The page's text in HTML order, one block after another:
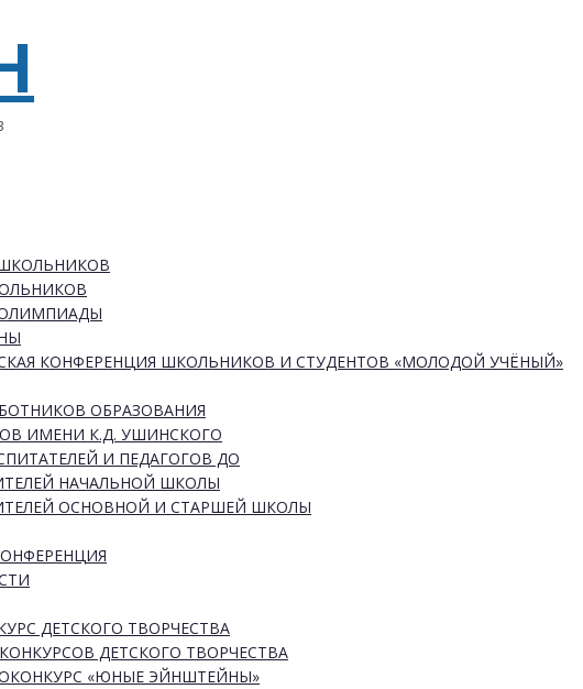
КОНФЕРЕНЦИЯ ШКОЛЬНИКОВ И СТУДЕНТОВ «МОЛОДОЙ УЧЁНЫЙ»
ОБРАЗОВАНИЯ
ИМЕНИ К.Д. УШИНСКОГО
И ПЕДАГОГОВ ДО
НАЧАЛЬНОЙ ШКОЛЫ
ОСНОВНОЙ И СТАРШЕЙ ШКОЛЫ
ДЕТСКОГО ТВОРЧЕСТВА
ДЕТСКОГО ТВОРЧЕСТВА
«ЮНЫЕ ЭЙНШТЕЙНЫ»